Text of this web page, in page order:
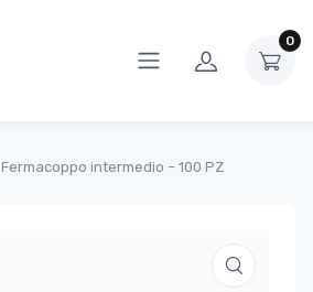
0
Fermacoppo intermedio – 100 PZ